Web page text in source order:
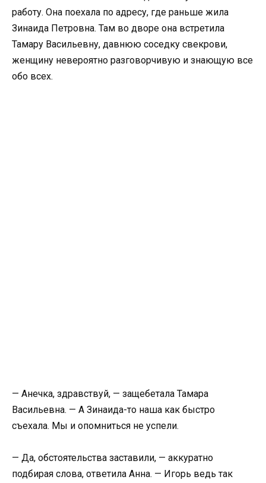
работу. Она поехала по адресу, где раньше жила
Зинаида Петровна. Там во дворе она встретила
Тамару Васильевну, давнюю соседку свекрови,
женщину невероятно разговорчивую и знающую все
обо всех.
— Анечка, здравствуй, — защебетала Тамара
Васильевна. — А Зинаида-то наша как быстро
съехала. Мы и опомниться не успели.
— Да, обстоятельства заставили, — аккуратно
подбирая слова, ответила Анна. — Игорь ведь так